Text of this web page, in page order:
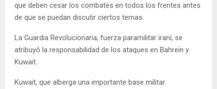
que deben cesar los combates en todos los frentes antes
de que se puedan discutir ciertos temas.
La Guardia Revolucionaria, fuerza paramilitar iraní, se
atribuyó la responsabilidad de los ataques en Bahrein y
Kuwait.
Kuwait, que alberga una importante base militar